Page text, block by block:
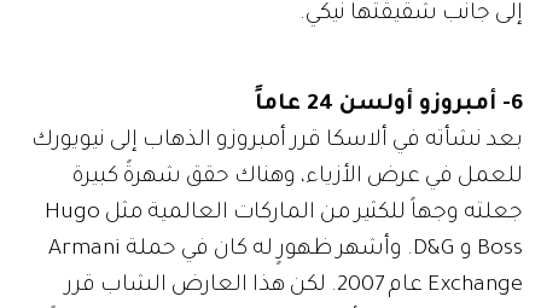
إلى جانب شقيقتها نيكي.
6- أمبروزو أولسن 24 عاماً
بعد نشأته في ألاسكا قرر أمبروزو الذهاب إلى نيويورك
للعمل في عرض الأزياء، وهناك حقق شهرةً كبيرة
جعلته وجهاً للكثير من الماركات العالمية مثل Hugo
Boss و D&G. وأشهر ظهورٍ له كان في حملة Armani
Exchange عام 2007. لكن هذا العارض الشاب قرر